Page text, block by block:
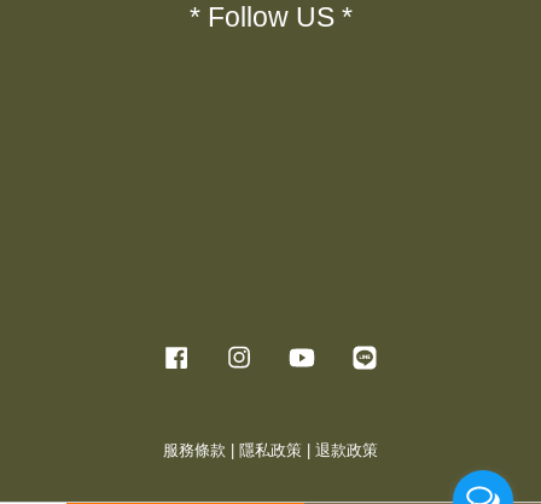
* Follow US *
Facebook Instagram YouTube
服務條款 隱私政策 退款政策